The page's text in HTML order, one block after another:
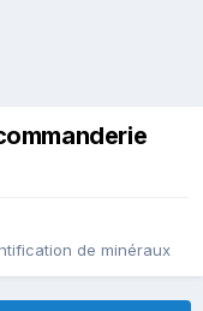
de minéraux